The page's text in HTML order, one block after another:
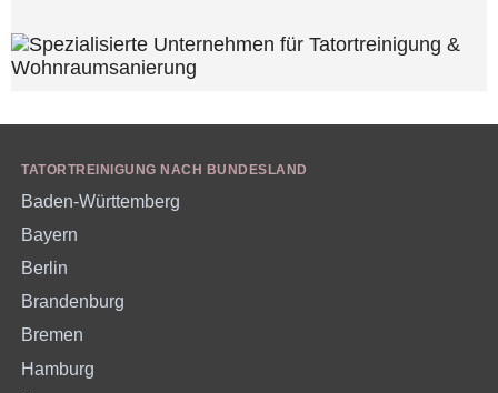
TATORTREINIGUNG NACH BUNDESLAND
Baden-Württemberg
Bayern
Berlin
Brandenburg
Bremen
Hamburg